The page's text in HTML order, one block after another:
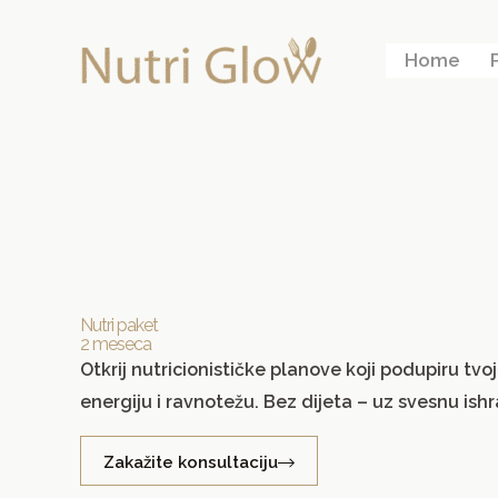
Home
Nutri paket
2 meseca
Otkrij nutricionističke planove koji podupiru
energiju i ravnotežu. Bez dijeta – uz svesnu
Zakažite konsultaciju